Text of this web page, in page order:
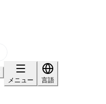
メニュー
言語